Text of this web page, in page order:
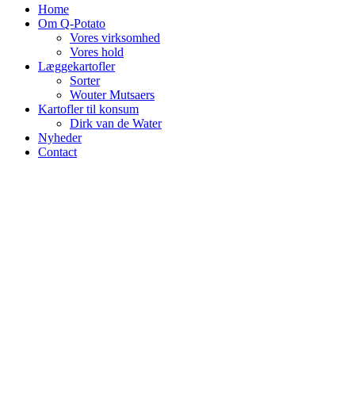
Home
Om Q-Potato
Vores virksomhed
Vores hold
Læggekartofler
Sorter
Wouter Mutsaers
Kartofler til konsum
Dirk van de Water
Nyheder
Contact